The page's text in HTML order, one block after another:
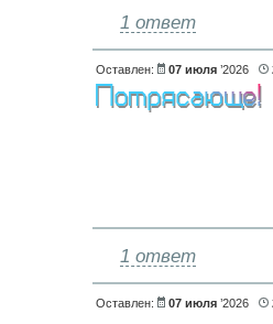
1 ответ
Оставлен: 07 июля’2026
1 ответ
Оставлен: 07 июля’2026